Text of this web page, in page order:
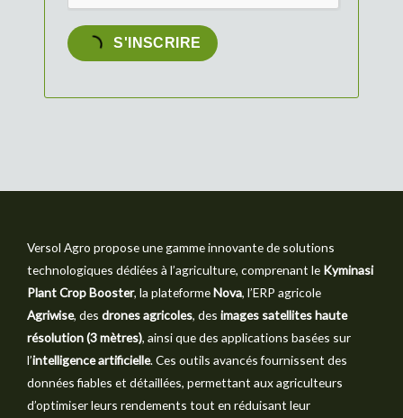
S'INSCRIRE
Versol Agro propose une gamme innovante de solutions
technologiques dédiées à l’agriculture, comprenant le Kyminasi
Plant Crop Booster, la plateformeNova, l’ERP agricole
Agriwise, des drones agricoles, des images satellites haute
résolution (3 mètres), ainsi que des applications basées sur
l’intelligence artificielle. Ces outils avancés fournissent des
données fiables et détaillées, permettant aux agriculteurs
d’optimiser leurs rendements tout en réduisant leur